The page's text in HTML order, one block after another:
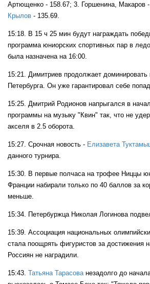
Артющенко - 158.67; 3. Горшенина, Макаров
Крылов - 135.69.
15:18. В 15 ч 25 мин будут награждать
программа юниорских спортивных пар в
была назначена на 16:00.
15:21. Димитриев продолжает доминировать
Петербурга. Он уже гарантировал себе
15:25. Дмитрий Родионов напрыгался в
программы на музыку "Квин" так, что не
акселя в 2.5 оборота.
15:27. Срочная новость - Елизавета
данного турнира.
15:30. В первые полчаса на трофее Ниццы
Франции набирали только по 40 баллов за
меньше.
15:34. Петербуржца Николая Логинова
15:39. Ассоциация национальных
стала поощрять фигуристов за достижения
Россиян не наградили.
15:43. Татьяна Тарасованезадолго до